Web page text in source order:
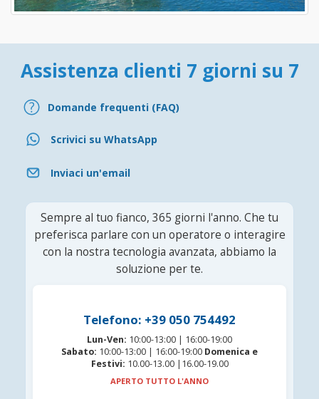
Assistenza clienti 7 giorni su 7
Domande frequenti (FAQ)
Scrivici su WhatsApp
Inviaci un'email
Sempre al tuo fianco, 365 giorni l'anno. Che tu
preferisca parlare con un operatore o interagire
con la nostra tecnologia avanzata, abbiamo la
soluzione per te.
Telefono: +39 050 754492
Lun-Ven: 10:00-13:00 | 16:00-19:00
Sabato: 10:00-13:00 | 16:00-19:00 Domenica e
Festivi: 10.00-13.00 |16.00-19.00
APERTO TUTTO L'ANNO